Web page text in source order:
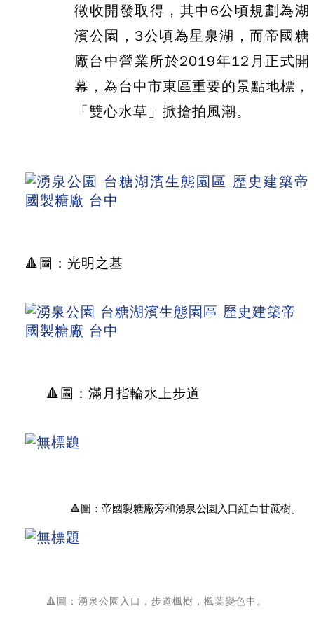
徵收開發取得，其中6公頃規劃為湖
濱公園，3公頃為星泉湖，而帝國糖
廠台中營業所於2019年12月正式開
幕，為台中市東區重要的景點地標，
「雙心水草」掀搶拍風潮。
🔺圖：光明之基
🔺圖：滿月指輪水上步道
🔺圖：帝國製糖廠旁和湧泉公園入口紅白甘蔗樹。
🔺圖：湧泉公園入口，步道楓樹，楓葉變色中。